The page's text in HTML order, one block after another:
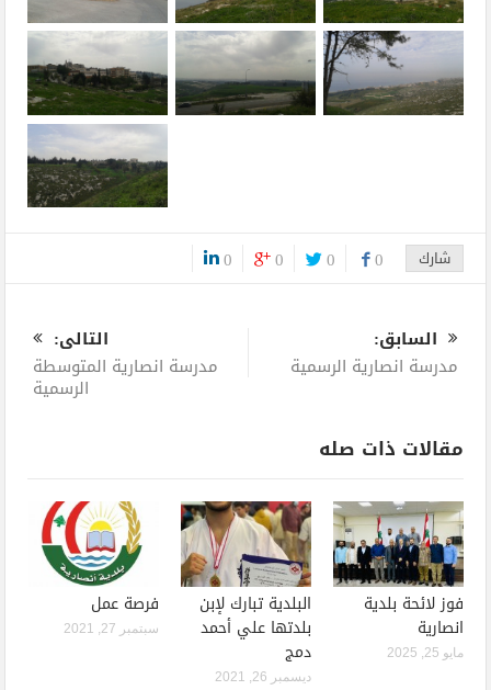
شارك 0
0
0
0
السابق:
مدرسة انصارية الرسمية
التالى:
مدرسة انصارية المتوسطة
الرسمية
مقالات ذات صله
فوز لائحة بلدية
انصارية
مايو 25, 2025
البلدية تبارك لإبن
بلدتها علي أحمد
دمج
ديسمبر 26, 2021
فرصة عمل
سبتمبر 27, 2021